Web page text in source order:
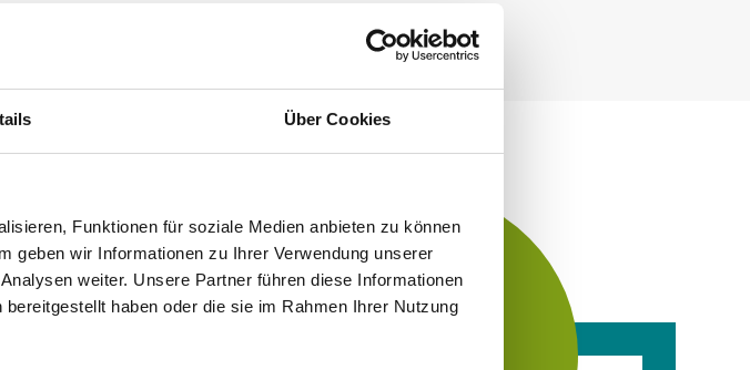
Über Cookies
Funktionen für soziale Medien anbieten zu können
geben wir Informationen zu Ihrer Verwendung unserer
weiter. Unsere Partner führen diese Informationen
haben oder die sie im Rahmen Ihrer Nutzung
Fakten